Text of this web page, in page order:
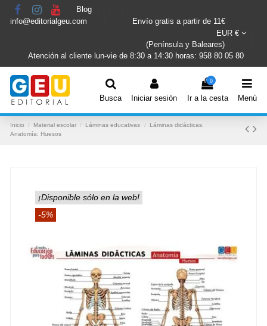
Blog
info@editorialgeu.com
Envío gratis a partir de 11€
EUR €
(Península y Baleares)
Atención al cliente lun-vie de 8:30 a 14:30 horas: 958 80 05 80
Busca Iniciar sesión
0
Ir a la cesta Menú
Inicio Material escolar Láminas educativas
Láminas didácticas.
Anatomía: Huesos
¡Disponible sólo en la web!
-5%